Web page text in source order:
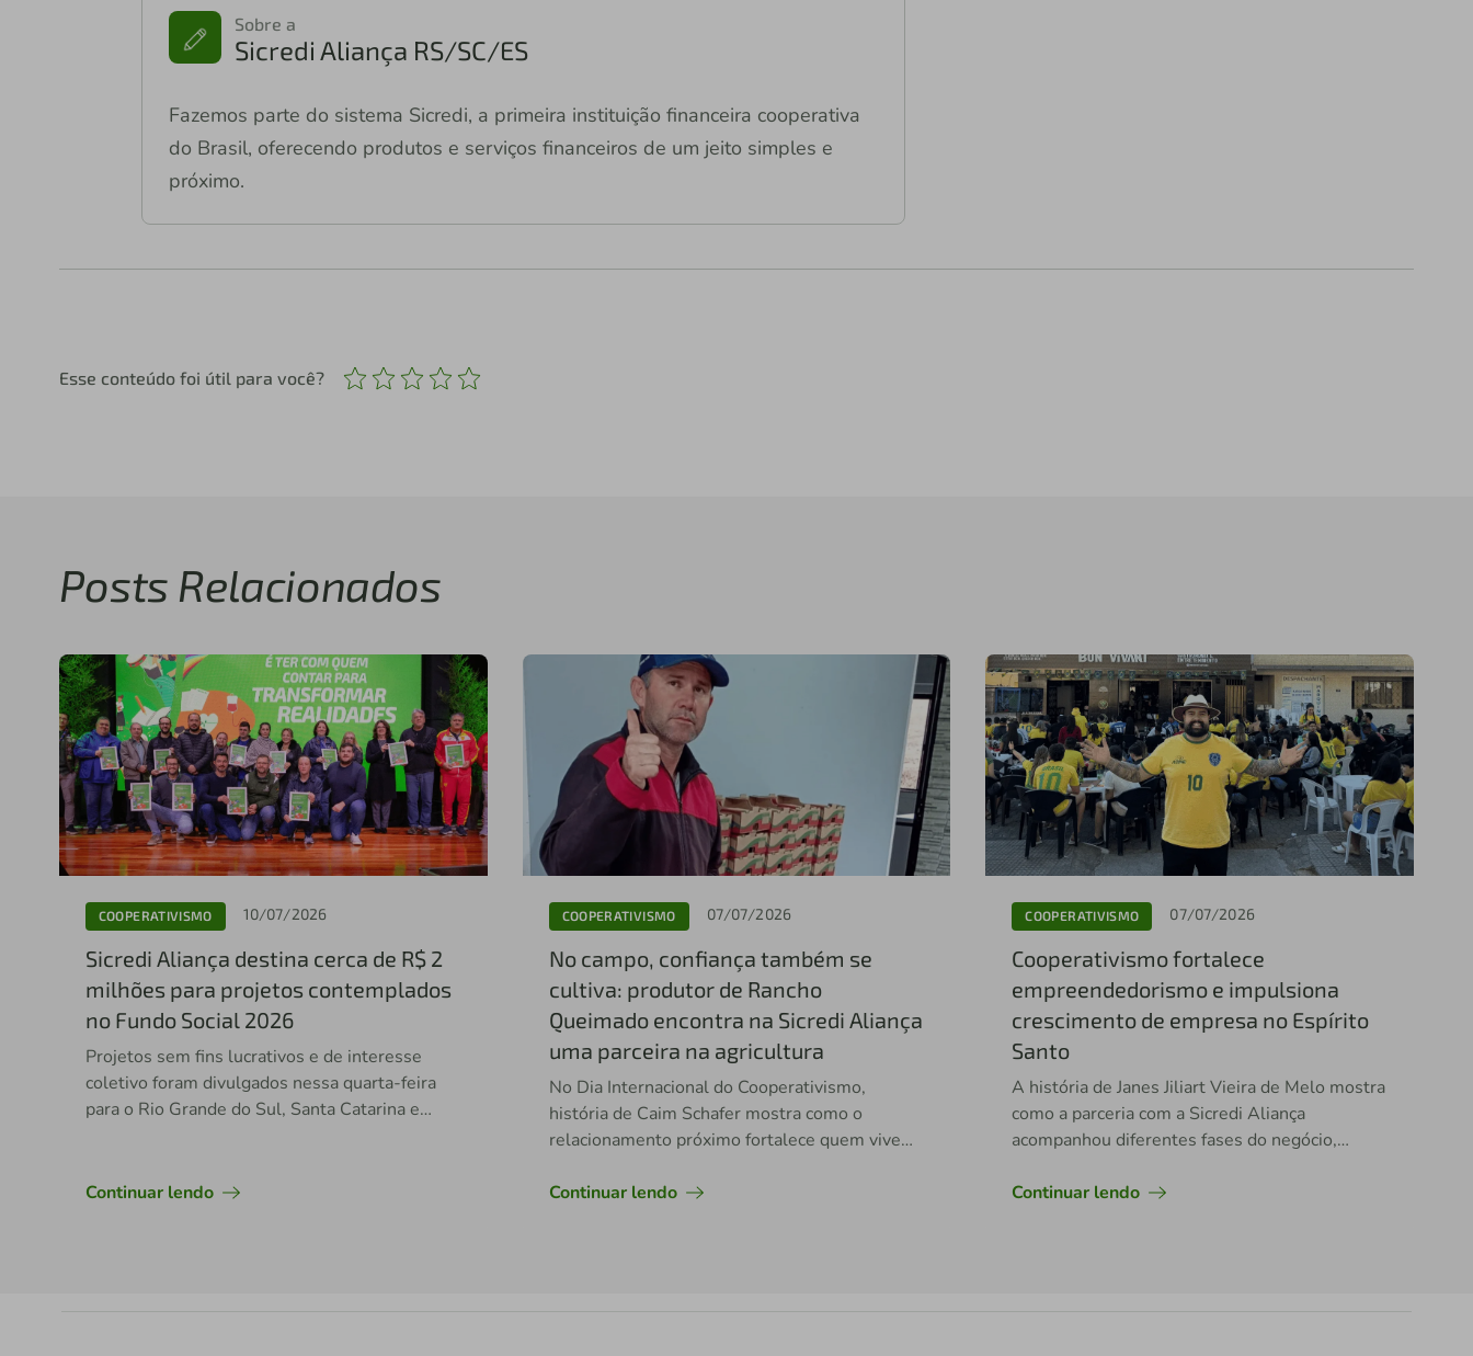
Sobre a
Sicredi Aliança RS/SC/ES
Fazemos parte do sistema Sicredi, a primeira instituição financeira cooperativa
do Brasil, oferecendo produtos e serviços financeiros de um jeito simples e
próximo.
Esse conteúdo foi útil para você?
Posts Relacionados
COOPERATIVISMO 10/07/2026
Sicredi Aliança destina cerca de R$ 2
milhões para projetos contemplados
no Fundo Social 2026
Projetos sem fins lucrativos e de interesse
coletivo foram divulgados nessa quarta-feira
para o Rio Grande do Sul, Santa Catarina e
Continuar lendo
COOPERATIVISMO 07/07/2026
No campo, confiança também se
cultiva: produtor de Rancho
Queimado encontra na Sicredi Aliança
uma parceira na agricultura
No Dia Internacional do Cooperativismo,
história de Caim Schafer mostra como o
relacionamento próximo fortalece quem vive
Continuar lendo
COOPERATIVISMO 07/07/2026
Cooperativismo fortalece
empreendedorismo e impulsiona
crescimento de empresa no Espírito
Santo
A história de Janes Jiliart Vieira de Melo mostra
como a parceria com a Sicredi Aliança
acompanhou diferentes fases do negócio,
negócios
Continuar lendo